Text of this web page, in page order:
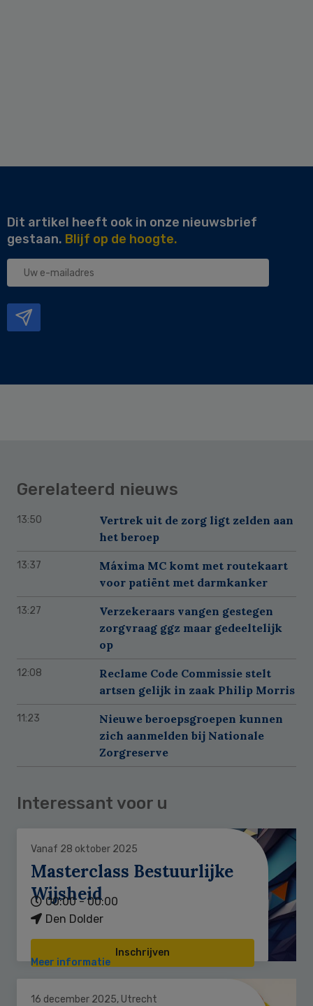
Dit artikel heeft ook in onze nieuwsbrief
gestaan. Blijf op de hoogte.
Uw
Gerelateerd nieuws
13:50
Vertrek uit de zorg ligt zelden aan
het beroep
13:37
Máxima MC komt met routekaart
voor patiënt met darmkanker
13:27
Verzekeraars vangen gestegen
zorgvraag ggz maar gedeeltelijk
op
12:08
Reclame Code Commissie stelt
artsen gelijk in zaak Philip Morris
11:23
Nieuwe beroepsgroepen kunnen
zich aanmelden bij Nationale
Zorgreserve
Interessant voor u
Vanaf 28 oktober 2025
Masterclass Bestuurlijke
Wijsheid
00:00 - 00:00
Den Dolder
Inschrijven
Meer informatie
16 december 2025, Utrecht